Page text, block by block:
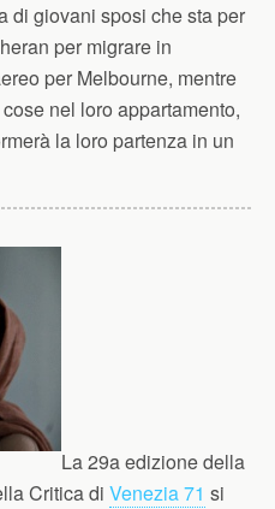
di giovani sposi che sta per
per migrare in
per Melbourne, mentre
nel loro appartamento,
la loro partenza in un
La 29a edizione della
Critica di Venezia 71 si